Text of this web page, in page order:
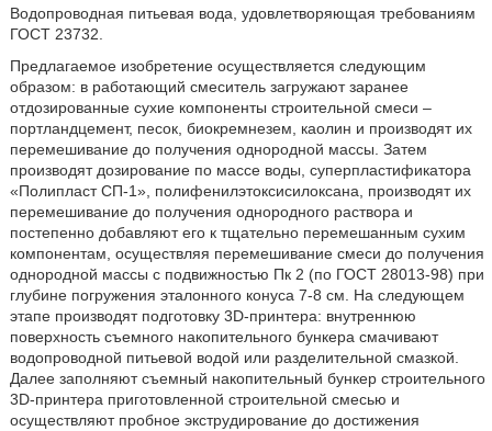
Водопроводная питьевая вода, удовлетворяющая требованиям
ГОСТ 23732.
Предлагаемое изобретение осуществляется следующим
образом: в работающий смеситель загружают заранее
отдозированные сухие компоненты строительной смеси –
портландцемент, песок, биокремнезем, каолин и производят их
перемешивание до получения однородной массы. Затем
производят дозирование по массе воды, суперпластификатора
«Полипласт СП-1», полифенилэтоксисилоксана, производят их
перемешивание до получения однородного раствора и
постепенно добавляют его к тщательно перемешанным сухим
компонентам, осуществляя перемешивание смеси до получения
однородной массы с подвижностью Пк 2 (по ГОСТ 28013-98) при
глубине погружения эталонного конуса 7-8 см. На следующем
этапе производят подготовку 3D-принтера: внутреннюю
поверхность съемного накопительного бункера смачивают
водопроводной питьевой водой или разделительной смазкой.
Далее заполняют съемный накопительный бункер строительного
3D-принтера приготовленной строительной смесью и
осуществляют пробное экструдирование до достижения